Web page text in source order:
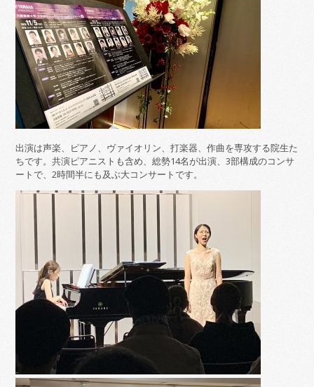
出演は声楽、ピアノ、ヴァイオリン、打楽器、作曲を専攻する院生た
ちです。共演ピアニストも含め、総勢14名が出演、3部構成のコンサ
ートで、2時間半にも及ぶ大コンサートです。